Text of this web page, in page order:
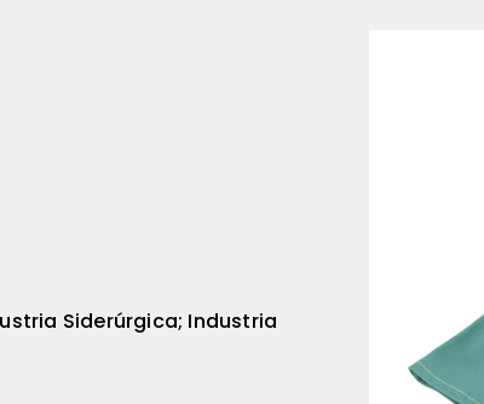
Siderúrgica; Industria